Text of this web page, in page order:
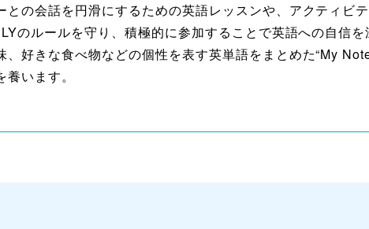
の会話を円滑にするための英語レッスンや、アクティビ
のルールを守り、積極的に参加することで英語への自信を
、好きな食べ物などの個性を表す英単語をまとめた“My
います。